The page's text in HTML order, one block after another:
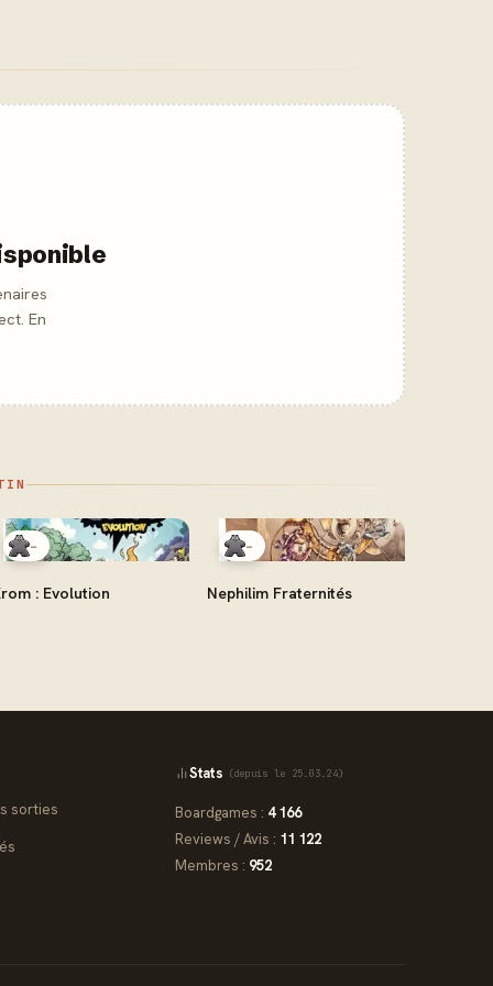
En
-
: Evolution
-
Nephilim Fraternités
sorties
Stats (depuis le 25.03.24)
Boardgames : 4 166
Reviews / Avis : 11 122
Membres : 952